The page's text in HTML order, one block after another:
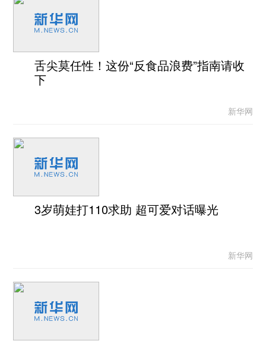
舌尖莫任性！这份“反食品浪费”指南请收
下
新华网
3岁萌娃打110求助 超可爱对话曝光
新华网